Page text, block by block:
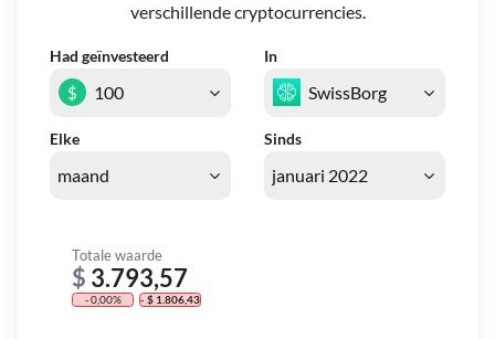
verschillende cryptocurrencies.
Had geïnvesteerd In
Elke Sinds
$
Totale waarde
$ 3.793,57
- 0,00% - $ 1.806,43